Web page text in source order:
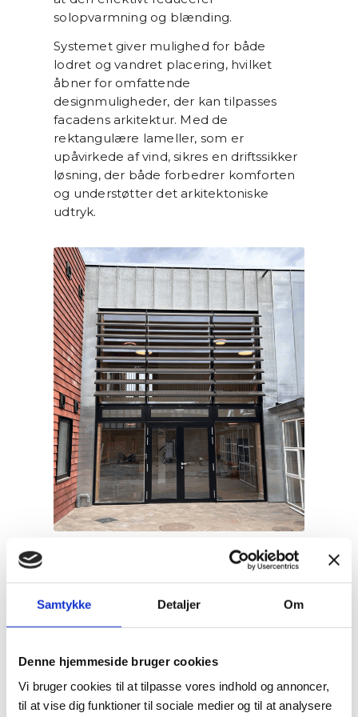
Samtykke Detaljer Om
Denne hjemmeside bruger cookies
Vi bruger cookies til at tilpasse vores indhold og annoncer,
til at vise dig funktioner til sociale medier og til at analysere
solopvarmning og blænding.
Systemet giver mulighed for både
lodret og vandret placering, hvilket
åbner for omfattende
designmuligheder, der kan tilpasses
facadens arkitektur. Med de
rektangulære lameller, som er
upåvirkede af vind, sikres en driftssikker
løsning, der både forbedrer komforten
og understøtter det arkitektoniske
udtryk.